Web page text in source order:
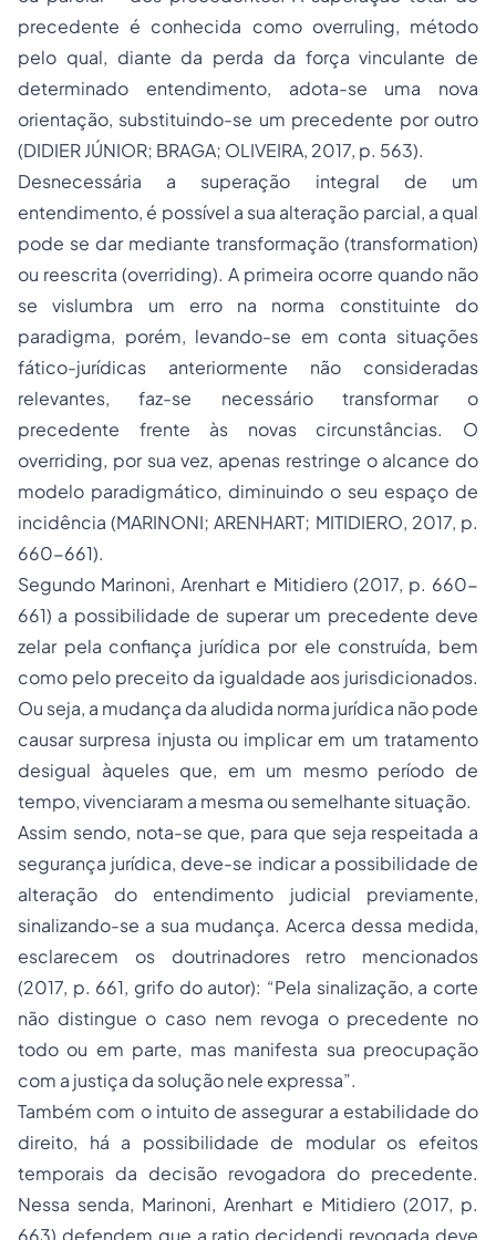
precedente é conhecida como overruling, método
pelo qual, diante da perda da força vinculante de
determinado entendimento, adota-se uma nova
orientação, substituindo-se um precedente por outro
(DIDIER JÚNIOR; BRAGA; OLIVEIRA, 2017, p. 563).
Desnecessária a superação integral de um
entendimento, é possível a sua alteração parcial, a qual
pode se dar mediante transformação (transformation)
ou reescrita (overriding). A primeira ocorre quando não
se vislumbra um erro na norma constituinte do
paradigma, porém, levando-se em conta situações
fático-jurídicas anteriormente não consideradas
relevantes, faz-se necessário transformar o
precedente frente às novas circunstâncias. O
overriding, por sua vez, apenas restringe o alcance do
modelo paradigmático, diminuindo o seu espaço de
incidência (MARINONI; ARENHART; MITIDIERO, 2017, p.
660-661).
Segundo Marinoni, Arenhart e Mitidiero (2017, p. 660-
661) a possibilidade de superar um precedente deve
zelar pela confiança jurídica por ele construída, bem
como pelo preceito da igualdade aos jurisdicionados.
Ou seja, a mudança da aludida norma jurídica não pode
causar surpresa injusta ou implicar em um tratamento
desigual àqueles que, em um mesmo período de
tempo, vivenciaram a mesma ou semelhante situação.
Assim sendo, nota-se que, para que seja respeitada a
segurança jurídica, deve-se indicar a possibilidade de
alteração do entendimento judicial previamente,
sinalizando-se a sua mudança. Acerca dessa medida,
esclarecem os doutrinadores retro mencionados
(2017, p. 661, grifo do autor): “Pela sinalização, a corte
não distingue o caso nem revoga o precedente no
todo ou em parte, mas manifesta sua preocupação
com a justiça da solução nele expressa”.
Também com o intuito de assegurar a estabilidade do
direito, há a possibilidade de modular os efeitos
temporais da decisão revogadora do precedente.
Nessa senda, Marinoni, Arenhart e Mitidiero (2017, p.